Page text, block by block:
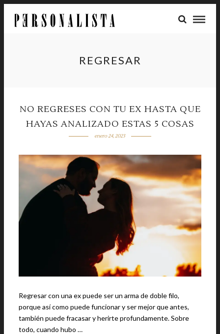
REGRESAR
NO REGRESES CON TU EX HASTA QUE
HAYAS ANALIZADO ESTAS 5 COSAS
enero 24, 2023
Regresar con una ex puede ser un arma de doble filo,
porque así como puede funcionar y ser mejor que antes,
también puede fracasar y herirte profundamente. Sobre
todo, cuando hubo …